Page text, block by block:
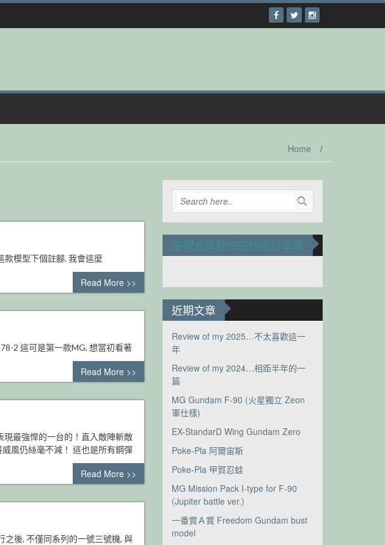
Home /
模型下個註腳, 我會這麼
Read More >>
這可是第一款MG, 想當初看著
Read More >>
現最強悍的一台的！直入敵陣斬敵
風仍絲毫不減！ 這也是所有鋼彈
Read More >>
後, 不僅同系列的一號三號機, 與
這裡會有較快的作品分享喔
近期文章
Review of my 2025…不太喜歡這一
年
Review of my 2024…相距半年的一
篇
MG Gundam F-90 (火星獨立 Zeon
軍仕樣)
EX-StandarD Wing Gundam Zero
Poke-Pla 阿爾宙斯
Poke-Pla 甲賀忍蛙
MG Mission Pack I-type for F-90
(Jupiter battle ver.)
一番賞Ａ賞 Freedom Gundam bust
model